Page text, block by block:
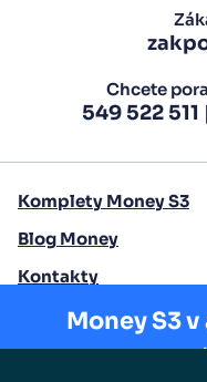
Money S3
Akce
Chcete
549 522 511
Komplety Money S3
Blog Money
Kontakty
Copyright 2026 Seyfor, a. s.